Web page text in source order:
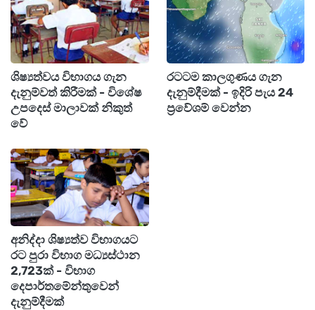
අතර, එක් අයෙකු ජීවිතක්ෂයට පත්ව ඇත.
එසේම තුවාල ලැබූ අනෙක් සිසුවා මේ වනවිට
මහනුවර රෝහලේ ප්‍රතිකාර ලබමින් සිටින බව
සඳහන්.
අනතුර සම්බන්ධයෙන් ප්‍රකාශයක් ලබාදෙමින්
වාහනයේ හිමිකාර අධ්‍යක්ෂවරයා කියා ඇත්තේ, තමා
වාහනය නවතා ඉන් බැසයෑමෙන් පසුව මෙම අනතුර
සිදුව ඇති බවයි.
ශිෂ්‍යත්වය විභාගය ගැන
දැනුම්වත් කිරීමක් - විශේෂ
උපදෙස් මාලාවක් නිකුත්
වේ
රටටම කාලගුණය ගැන
දැනුම්දීමක් - ඉදිරි පැය 24
ප්‍රවේශම් වෙන්න
අනිද්දා ශිෂ්‍යත්ව විභාගයට
රට පුරා විභාග මධ්‍යස්ථාන
2,723ක් - විභාග
දෙපාර්තමේන්තුවෙන්
දැනුම්දීමක්